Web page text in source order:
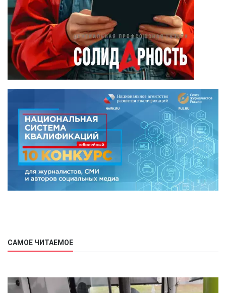
САМОЕ ЧИТАЕМОЕ